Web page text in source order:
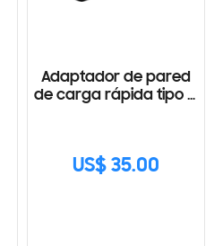
Adaptador de pared
de carga rápida tipo C
US$ 35.00